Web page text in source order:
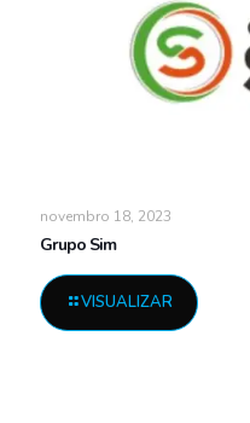
novembro 18, 2023
Grupo Sim
VISUALIZAR